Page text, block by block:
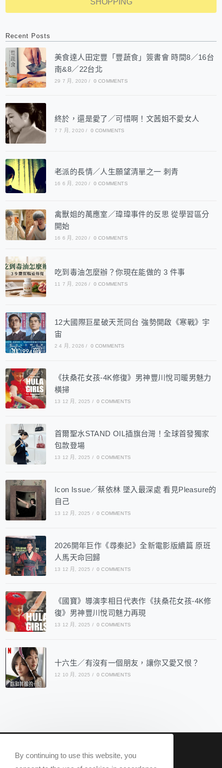
Recent Posts
美食達人田定豐「豐蔬食」簽書會 時間8／16台
南&8／22台北
29 7 月, 2020 / 0 COMMENTS
終於，還是愛了／可惜啊！文茜姐不愛女人
7 7 月, 2020 / 0 COMMENTS
老派的長情／人生願望清單之一 刺青
16 6 月, 2020 / 0 COMMENTS
禽獸姐的萬應室／瑋瑋事件的反思 從學習區分
開始
16 6 月, 2020 / 0 COMMENTS
吃到毒油怎麼辦？你現在能做的 3 件事
11 7 月, 2026 / 0 COMMENTS
12大國際巨星破天荒同台 強勢開啟《寒戰》宇
宙
2 4 月, 2026 / 0 COMMENTS
《扶桑花女孩-4K修復》男神豐川悅司暖男魅力
橫掃
13 12 月, 2025 / 0 COMMENTS
首爾聖水STAND OIL插旗台灣！全球首發獨家
包款登場
13 12 月, 2025 / 0 COMMENTS
Icon Issue／蔡依林 墜入最深處 看見Pleasure的
自己
13 12 月, 2025 / 0 COMMENTS
2026開年巨作《尋秦記》全新電影版續篇 原班
人馬天命回歸
13 12 月, 2025 / 0 COMMENTS
《國寶》導演李相日代表作《扶桑花女孩-4K修
復》男神豐川悅司魅力再現
13 12 月, 2025 / 0 COMMENTS
十六生／有沒有一個朋友，讓你又愛又恨？
12 10 月, 2025 / 0 COMMENTS
Now Q 2020 @ All rights reserved.
By continuing to use this website, you